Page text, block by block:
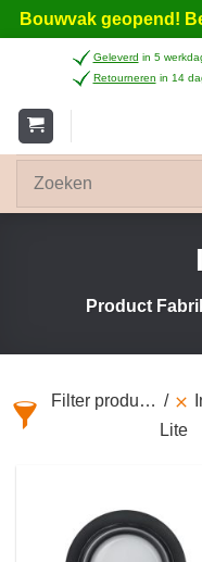
Bouwvak geopend!
inhoud
Geleverd in 5
Retourneren in 14
Product
Filter producten
Lite